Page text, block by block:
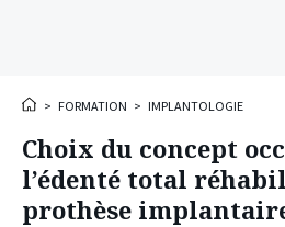
> FORMATION > IMPLANTOLOGIE
Choix du concept
l’édenté total
prothèse